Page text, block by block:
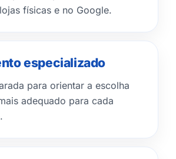
físicas e no Google.
especializado
para orientar a escolha
adequado para cada